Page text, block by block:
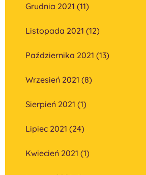
Grudnia 2021 (11)
Listopada 2021 (12)
Października 2021 (13)
Wrzesień 2021 (8)
Sierpień 2021 (1)
Lipiec 2021 (24)
Kwiecień 2021 (1)